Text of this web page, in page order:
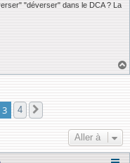
"déverser" dans le DCA ? La
3 4
Aller à